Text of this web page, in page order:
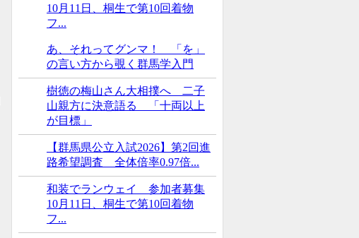
10月11日、桐生で第10回着物
フ...
あ、それってグンマ！ 「を」
の言い方から覗く群馬学入門
樹徳の梅山さん大相撲へ 二子
山親方に決意語る 「十両以上
が目標」
【群馬県公立入試2026】第2回進
路希望調査 全体倍率0.97倍...
和装でランウェイ 参加者募集
10月11日、桐生で第10回着物
フ...